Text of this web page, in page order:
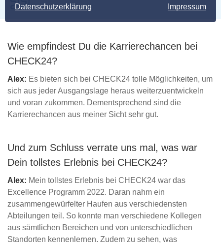
Datenschutzerklärung Impressum
Wie empfindest Du die Karrierechancen bei
CHECK24?
Alex: Es bieten sich bei CHECK24 tolle Möglichkeiten, um
sich aus jeder Ausgangslage heraus weiterzuentwickeln
und voran zukommen. Dementsprechend sind die
Karrierechancen aus meiner Sicht sehr gut.
Und zum Schluss verrate uns mal, was war
Dein tollstes Erlebnis bei CHECK24?
Alex: Mein tollstes Erlebnis bei CHECK24 war das
Excellence Programm 2022. Daran nahm ein
zusammengewürfelter Haufen aus verschiedensten
Abteilungen teil. So konnte man verschiedene Kollegen
aus sämtlichen Bereichen und von unterschiedlichen
Standorten kennenlernen. Zudem zu sehen, was